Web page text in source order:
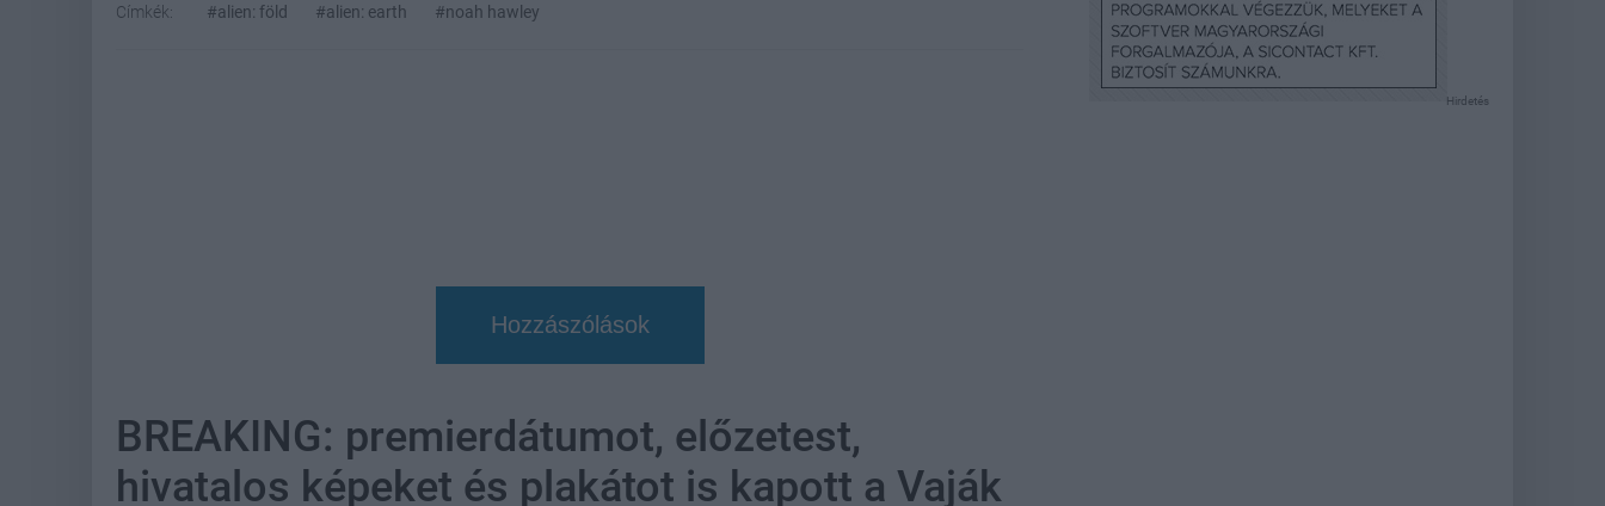
Címkék: #alien: föld #alien: earth #noah hawley
Hozzászólások
BREAKING: premierdátumot, előzetest,
hivatalos képeket és plakátot is kapott a Vaják
Hirdetés